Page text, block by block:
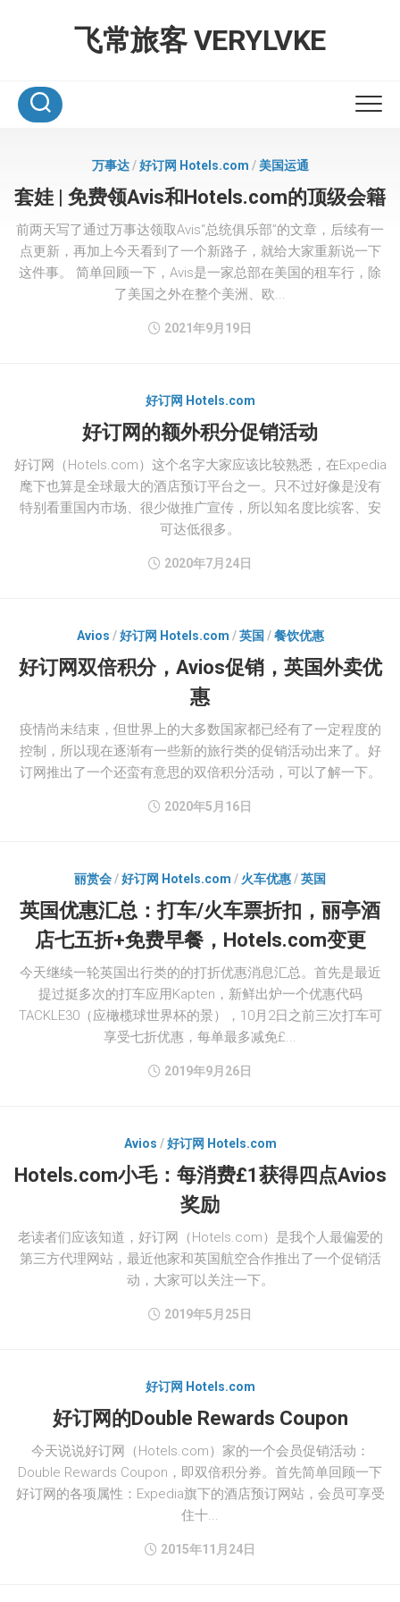
飞常旅客 VERYLVKE
万事达/好订网 Hotels.com /美国运通
套娃 | 免费领Avis和Hotels.com的顶级会籍
前两天写了通过万事达领取Avis“总统俱乐部”的文章，后续有一
点更新，再加上今天看到了一个新路子，就给大家重新说一下
这件事。 简单回顾一下，Avis是一家总部在美国的租车行，除
了美国之外在整个美洲、欧...
2021年9月19日
好订网 Hotels.com
好订网的额外积分促销活动
好订网（Hotels.com）这个名字大家应该比较熟悉，在Expedia
麾下也算是全球最大的酒店预订平台之一。只不过好像是没有
特别看重国内市场、很少做推广宣传，所以知名度比缤客、安
可达低很多。
2020年7月24日
Avios /好订网 Hotels.com /英国 /餐饮优惠
好订网双倍积分，Avios促销，英国外卖优
惠
疫情尚未结束，但世界上的大多数国家都已经有了一定程度的
控制，所以现在逐渐有一些新的旅行类的促销活动出来了。好
订网推出了一个还蛮有意思的双倍积分活动，可以了解一下。
2020年5月16日
丽赏会/好订网 Hotels.com / 火车优惠/英国
英国优惠汇总：打车/火车票折扣，丽亭酒
店七五折+免费早餐，Hotels.com变更
今天继续一轮英国出行类的的打折优惠消息汇总。首先是最近
提过挺多次的打车应用Kapten，新鲜出炉一个优惠代码
TACKLE30（应橄榄球世界杯的景），10月2日之前三次打车可
享受七折优惠，每单最多减免£...
2019年9月26日
Avios /好订网 Hotels.com
Hotels.com小毛：每消费£1获得四点Avios
奖励
老读者们应该知道，好订网（Hotels.com）是我个人最偏爱的
第三方代理网站，最近他家和英国航空合作推出了一个促销活
动，大家可以关注一下。
2019年5月25日
好订网 Hotels.com
好订网的Double Rewards Coupon
今天说说好订网（Hotels.com）家的一个会员促销活动：
Double Rewards Coupon，即双倍积分券。首先简单回顾一下
好订网的各项属性：Expedia旗下的酒店预订网站，会员可享受
住十...
2015年11月24日